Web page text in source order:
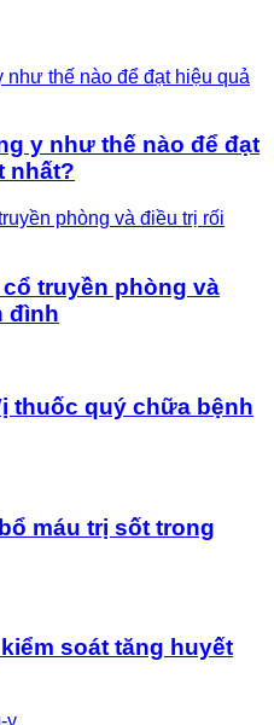
y như thế nào để đạt
nhất?
truyền phòng và
đình
thuốc quý chữa bệnh
máu trị sốt trong
soát tăng huyết